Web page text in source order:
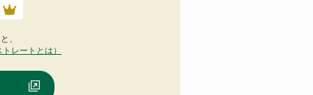
、
レートとは）